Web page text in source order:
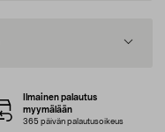
Ilmainen palautus
myymälään
365 päivän palautusoikeus